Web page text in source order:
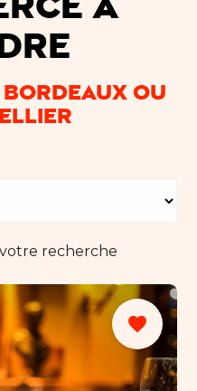
à
ou
recherche
favorite